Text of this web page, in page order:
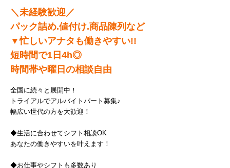
＼未経験歓迎／
パック詰め.値付け.商品陳列など
▼忙しいアナタも働きやすい!!
短時間で1日4h◎
時間帯や曜日の相談自由
全国に続々と展開中！
トライアルでアルバイトパート募集♪
幅広い世代の方を大歓迎！
◆生活に合わせてシフト相談OK
あなたの働きやすいを叶えます！
◆お仕事やシフトも多数あり